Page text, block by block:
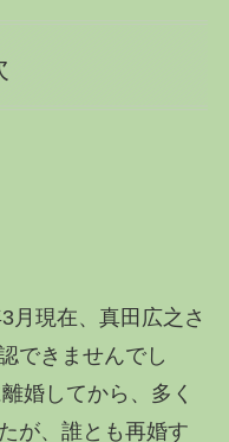
月現在、真田広之さ
できませんでし
婚してから、多く
が、誰とも再婚す